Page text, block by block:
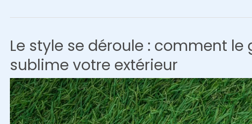
pour
l’été
confortablement
Le style se déroule : comment le
sublime votre extérieur